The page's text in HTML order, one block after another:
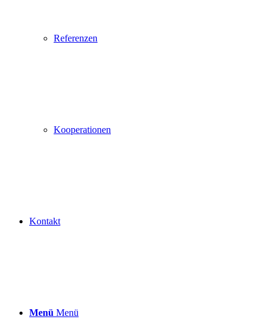
Referenzen
Kooperationen
Kontakt
Menü Menü